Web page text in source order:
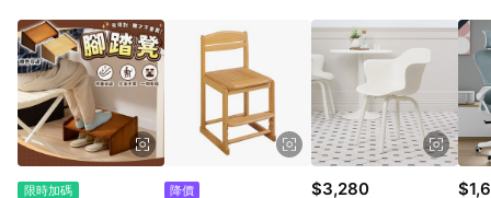
限時加碼 降價 $3,280